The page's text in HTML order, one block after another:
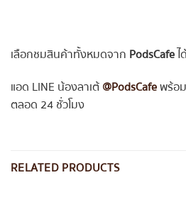
เลือกชมสินค้าทั้งหมดจาก PodsCafe
แอด LINE น้องลาเต้@PodsCafeพร้อ
ตลอด 24 ชั่วโมง
RELATED PRODUCTS